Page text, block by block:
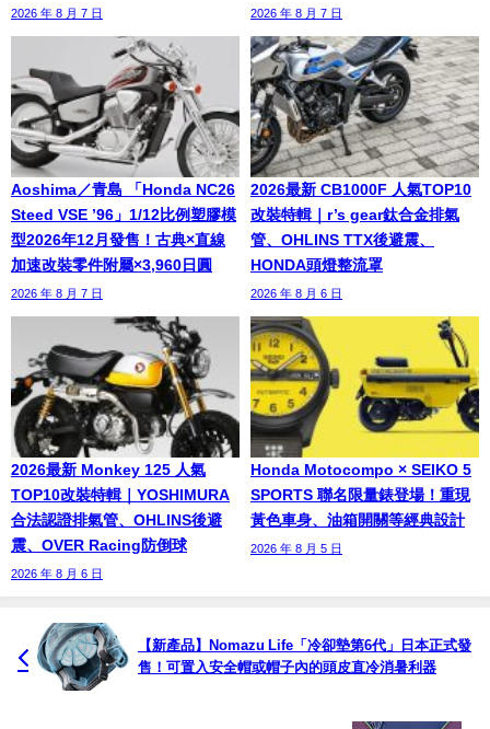
2026 年 8 月 7 日 2026 年 8 月 7 日
Aoshima／青島 「Honda NC26
Steed VSE ’96」1/12比例塑膠模
型2026年12月發售！古典×直線
加速改裝零件附屬×3,960日圓
2026 年 8 月 7 日
2026最新 CB1000F 人氣TOP10
改裝特輯｜r’s gear鈦合金排氣
管、OHLINS TTX後避震、
HONDA頭燈整流罩
2026 年 8 月 6 日
2026最新 Monkey 125 人氣
TOP10改裝特輯｜YOSHIMURA
合法認證排氣管、OHLINS後避
震、OVER Racing防倒球
2026 年 8 月 6 日
Honda Motocompo × SEIKO 5
SPORTS 聯名限量錶登場！重現
黃色車身、油箱開關等經典設計
2026 年 8 月 5 日
【新產品】Nomazu Life「冷卻墊第6代」日本正式發
售！可置入安全帽或帽子內的頭皮直冷消暑利器